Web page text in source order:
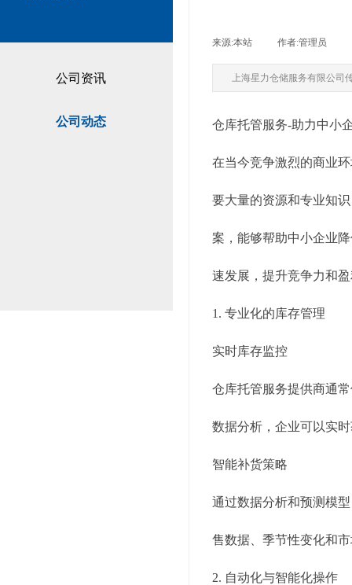
公司资讯
公司动态
来源:本站 作者:管理员
上海星力仓储服务有限公
仓库托管服务-助力中小
在当今竞争激烈的商业
要大量的资源和专业知
案，能够帮助中小企业
速发展，提升竞争力和
1. 专业化的库存管理
实时库存监控
仓库托管服务提供商通
数据分析，企业可以实
智能补货策略
通过数据分析和预测模
售数据、季节性变化和
2. 自动化与智能化操作